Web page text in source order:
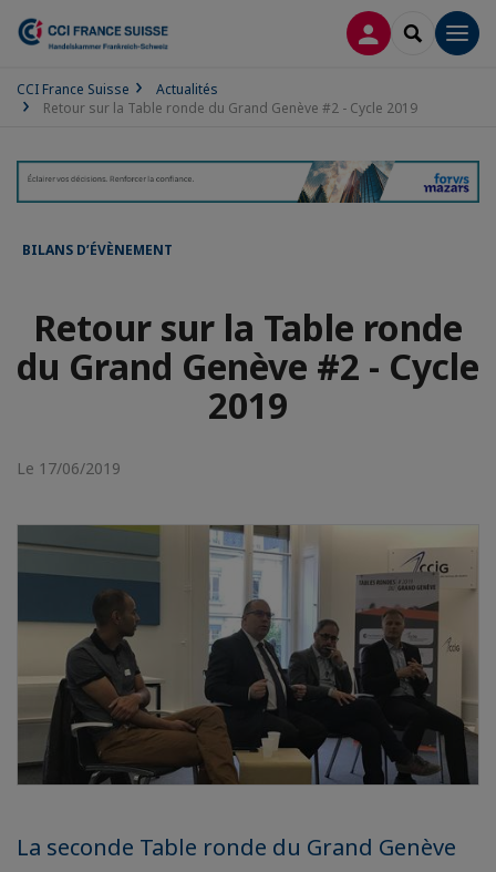
CONNEXION
CCI France Suisse
Actualités
Retour sur la Table ronde du Grand Genève #2 - Cycle 2019
BILANS D’ÉVÈNEMENT
Retour sur la Table ronde
du Grand Genève #2 - Cycle
2019
Le 17/06/2019
La seconde Table ronde du Grand Genève